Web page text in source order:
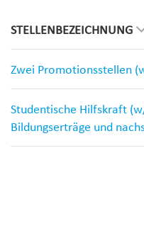
STELLENBEZEICHNUNG
Zwei Promotionsstellen
Studentische Hilfskraft
Bildungserträge und